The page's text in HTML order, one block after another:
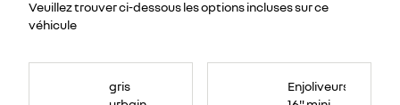
Veuillez trouver ci-dessous les options incluses sur ce
véhicule
gris
Enjoliveurs